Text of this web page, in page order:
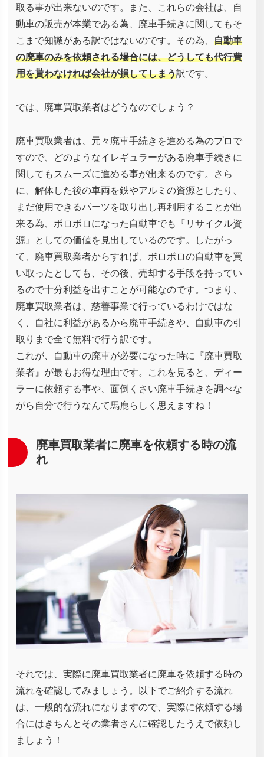
取る事が出来ないのです。また、これらの会社は、自
動車の販売が本業である為、廃車手続きに関してもそ
こまで知識がある訳ではないのです。その為、 自動車
の廃車のみを依頼される場合には、どうしても代行費
用を貰わなければ会社が損してしまう訳です。
では、廃車買取業者はどうなのでしょう？
廃車買取業者は、元々廃車手続きを進める為のプロで
すので、どのようなイレギュラーがある廃車手続きに
関してもスムーズに進める事が出来るのです。さら
に、解体した後の車両を鉄やアルミの資源としたり、
まだ使用できるパーツを取り出し再利用することが出
来る為、ボロボロになった自動車でも『リサイクル資
源』としての価値を見出しているのです。したがっ
て、廃車買取業者からすれば、ボロボロの自動車を買
い取ったとしても、その後、売却する手段を持ってい
るので十分利益を出すことが可能なのです。つまり、
廃車買取業者は、慈善事業で行っているわけではな
く、自社に利益があるから廃車手続きや、自動車の引
取りまで全て無料で行う訳です。
これが、自動車の廃車が必要になった時に『廃車買取
業者』が最もお得な理由です。これを見ると、ディー
ラーに依頼する事や、面倒くさい廃車手続きを調べな
がら自分で行うなんて馬鹿らしく思えますね！
廃車買取業者に廃車を依頼する時の流
れ
それでは、実際に廃車買取業者に廃車を依頼する時の
流れを確認してみましょう。以下でご紹介する流れ
は、一般的な流れになりますので、実際に依頼する場
合にはきちんとその業者さんに確認したうえで依頼し
ましょう！